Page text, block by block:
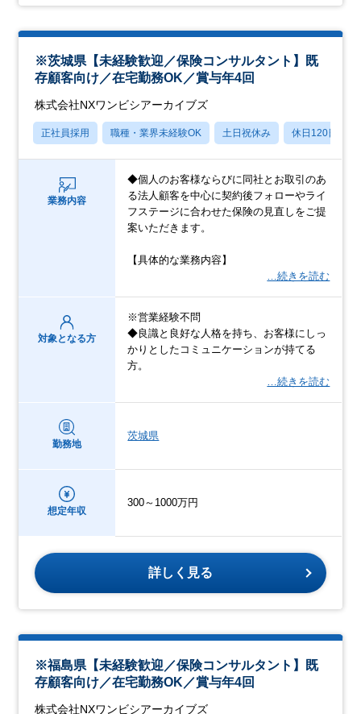
※茨城県【未経験歓迎／保険コンサルタント】既
存顧客向け／在宅勤務OK／賞与年4回
株式会社NXワンビシアーカイブズ
正社員採用 職種・業界未経験OK 土日祝休み 休日120日以上
業務内容
◆個人のお客様ならびに同社とお取引のあ
る法人顧客を中心に契約後フォローやライ
フステージに合わせた保険の見直しをご提
案いただきます。
【具体的な業務内容】
…続きを読む
対象となる方
※営業経験不問
◆良識と良好な人格を持ち、お客様にしっ
かりとしたコミュニケーションが持てる
方。
…続きを読む
勤務地
茨城県
想定年収
300～1000万円
詳しく見る
※福島県【未経験歓迎／保険コンサルタント】既
存顧客向け／在宅勤務OK／賞与年4回
株式会社NXワンビシアーカイブズ